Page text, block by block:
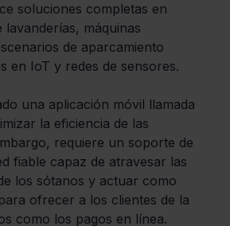
soluciones completas en
lavanderías, máquinas
de aparcamiento
en IoT y redes de sensores.
una aplicación móvil llamada
la eficiencia de las
requiere un soporte de
fiable capaz de atravesar las
los sótanos y actuar como
ofrecer a los clientes de la
como los pagos en línea.